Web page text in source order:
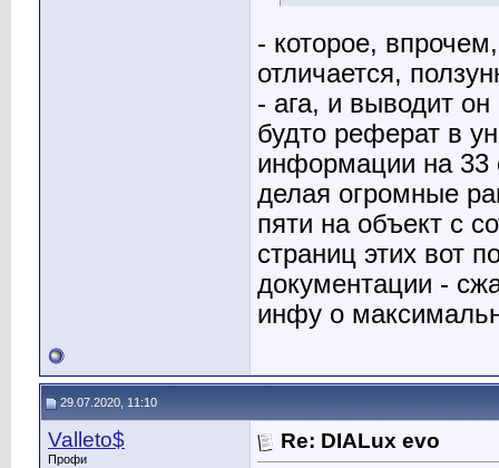
- которое,
отличается,
- ага, и выводит
будто реферат в
информации на 33
делая огромные
пяти на объект с
страниц этих вот
документации -
инфу о
29.07.2020, 11:10
Valleto$
Профи
Re: DIALux evo